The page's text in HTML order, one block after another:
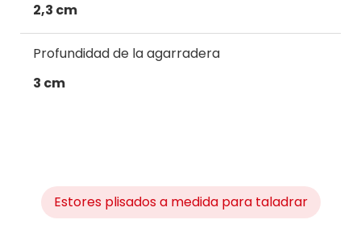
2,3 cm
Profundidad de la agarradera
3 cm
Estores plisados a medida para taladrar